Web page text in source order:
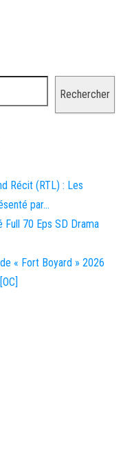
Rechercher
Récit (RTL) : Les
par…
70 Eps SD Drama
« Fort Boyard » 2026